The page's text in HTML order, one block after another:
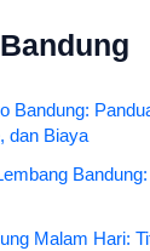
Bandung:
dan Biaya
Malam Hari: